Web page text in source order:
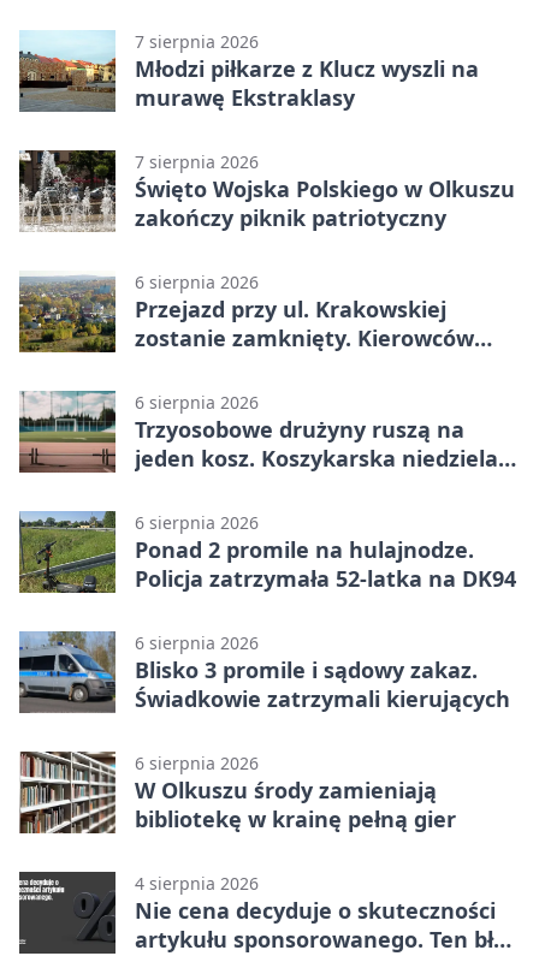
7 sierpnia 2026
Młodzi piłkarze z Klucz wyszli na
murawę Ekstraklasy
7 sierpnia 2026
Święto Wojska Polskiego w Olkuszu
zakończy piknik patriotyczny
6 sierpnia 2026
Przejazd przy ul. Krakowskiej
zostanie zamknięty. Kierowców
6 sierpnia 2026
Trzyosobowe drużyny ruszą na
jeden kosz. Koszykarska niedziela
6 sierpnia 2026
Ponad 2 promile na hulajnodze.
Policja zatrzymała 52-latka na DK94
6 sierpnia 2026
Blisko 3 promile i sądowy zakaz.
Świadkowie zatrzymali kierujących
6 sierpnia 2026
W Olkuszu środy zamieniają
bibliotekę w krainę pełną gier
4 sierpnia 2026
Nie cena decyduje o skuteczności
artykułu sponsorowanego. Ten błąd